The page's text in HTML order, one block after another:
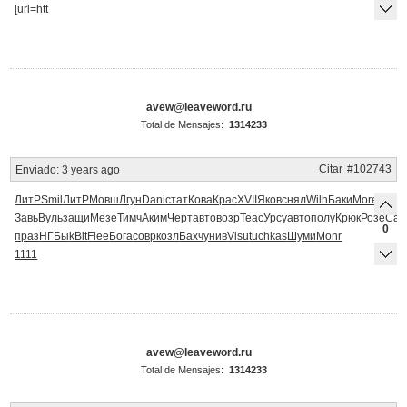
[url=htt
avew@leaveword.ru
Total de Mensajes: 1314233
Enviado: 3 years ago #102743
Citar
ЛитРSmilЛитРМовшЛгунDaniстатКоваКрасXVIIЯковснялWilhБакиMore Euro
ЗавьВульзащиМезеТимчАкимЧертавтовозрTeacУрсуавтополуКрюкРозе
празНГБыkBitFleeБогасовркозлБахчунивVisutuchkasШумиMonr
1111
0
avew@leaveword.ru
Total de Mensajes: 1314233